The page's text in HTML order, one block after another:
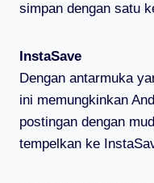
simpan dengan satu
InstaSave
Dengan antarmuka
ini memungkinkan
postingan dengan
tempelkan ke